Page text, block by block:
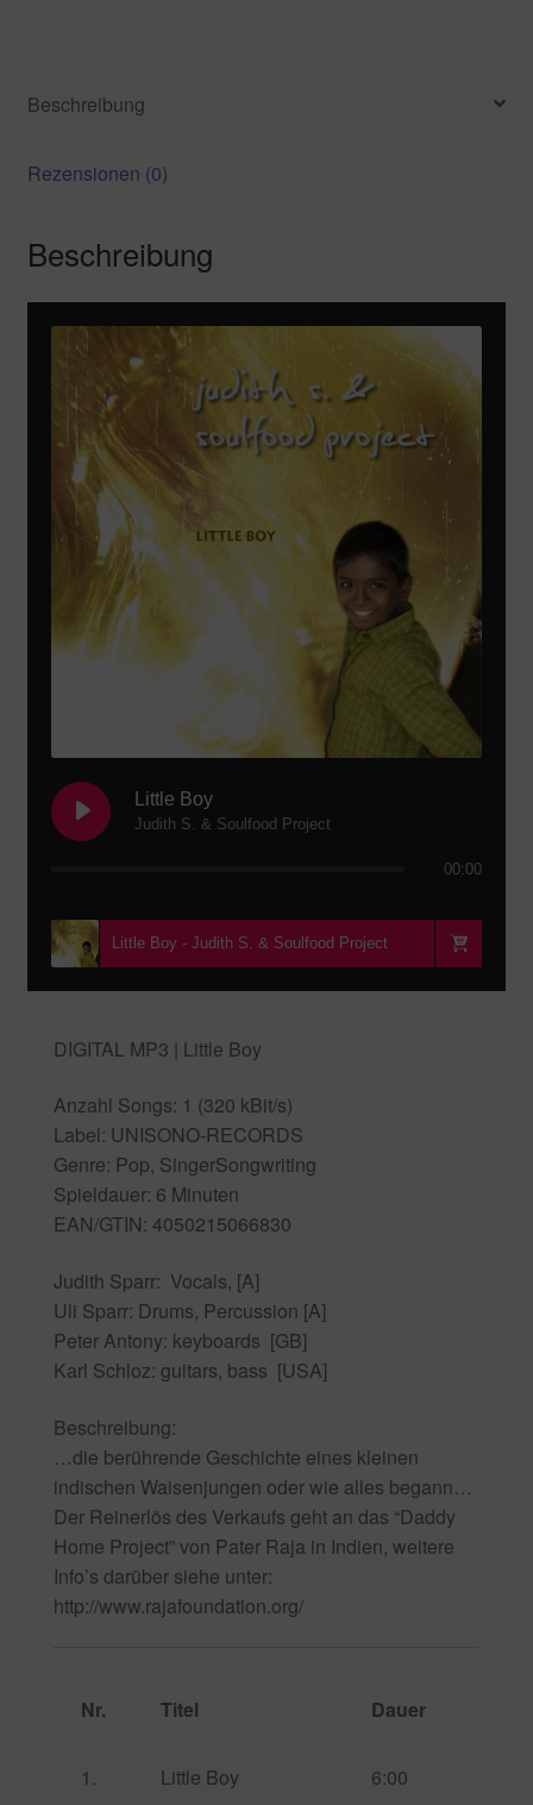
Beschreibung
Rezensionen (0)
Beschreibung
Little Boy
Judith S. & Soulfood Project
00:00
Little Boy - Judith S. & Soulfood Project
DIGITAL MP3 | Little Boy
Anzahl Songs: 1 (320 kBit/s)
Label: UNISONO-RECORDS
Genre: Pop, SingerSongwriting
Spieldauer: 6 Minuten
EAN/GTIN: 4050215066830
Judith Sparr: Vocals, [A]
Uli Sparr: Drums, Percussion [A]
Peter Antony: keyboards [GB]
Karl Schloz: guitars, bass [USA]
Beschreibung:
…die berührende Geschichte eines kleinen
indischen Waisenjungen oder wie alles begann…
Der Reinerlös des Verkaufs geht an das “Daddy
Home Project” von Pater Raja in Indien, weitere
Info’s darüber siehe unter:
http://www.rajafoundation.org/
Nr. Titel Dauer
1. Little Boy 6:00